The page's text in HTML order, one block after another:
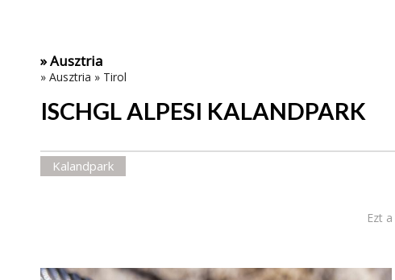
» Ausztria
» Ausztria » Tirol
ISCHGL ALPESI KALANDPARK
Kalandpark
Ezt